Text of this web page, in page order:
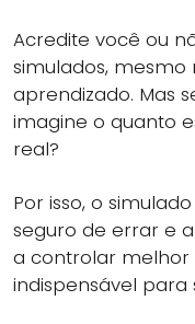
Acredite você ou
simulados,
aprendizado. Mas
imagine o quanto
real?
Por isso, o
seguro de errar e
a controlar melhor
indispensável para